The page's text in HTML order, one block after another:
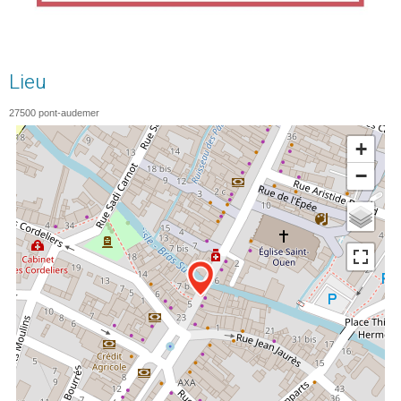
Lieu
27500 pont-audemer
+
−